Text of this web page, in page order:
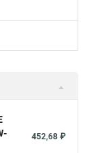
452,68 ₽